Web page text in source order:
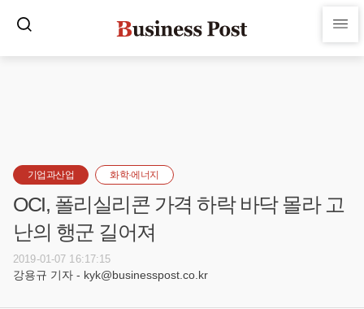
기업과산업 화학·에너지
OCI, 폴리실리콘 가격 하락 바닥 몰라 고
난의 행군 길어져
2019-01-07 16:17:15
강용규 기자 - kyk@businesspost.co.kr